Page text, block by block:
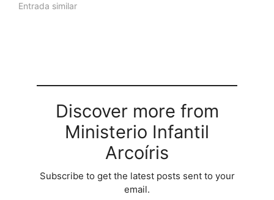
Entrada similar
Discover more from
Ministerio Infantil
Arcoíris
Subscribe to get the latest posts sent to your
email.